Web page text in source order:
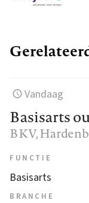
Vandaag
Basisarts
BKV,
FUNCTIE
Basisarts
BRANCHE